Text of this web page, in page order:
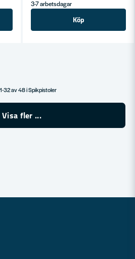
3-7 arbetsdagar
Köp
32 av 48 i Spikpistoler
Visa fler ...